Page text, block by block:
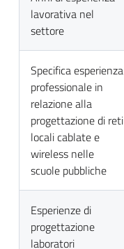
lavorativa nel
settore
Specifica esperienza
professionale in
relazione alla
progettazione di reti
locali cablate e
wireless nelle
scuole pubbliche
Esperienze di
progettazione
laboratori